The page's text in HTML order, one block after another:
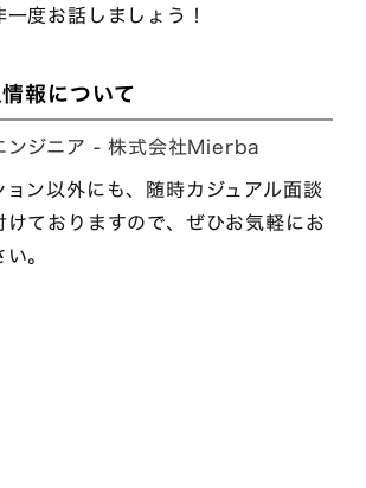
度お話しましょう！
報について
ンジニア - 株式会社Mierba
ン以外にも、随時カジュアル面談
ておりますので、ぜひお気軽にお
。